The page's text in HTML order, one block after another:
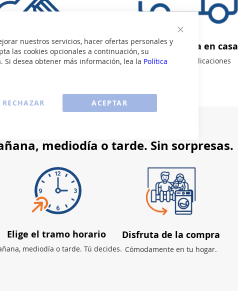
nuestros servicios, hacer ofertas personales y
las cookies opcionales a continuación, su
Si desea obtener más información, lea la Política
ACEPTAR
RECHAZAR
la instalación
(opcional)
Recíbelo mañana en casa
Sin esperas ni complicaciones
mediodía o tarde. Sin sorpresas.
Elige el tramo horario
mediodía o tarde. Tú decides.
Disfruta de la compra
Cómodamente en tu hogar.